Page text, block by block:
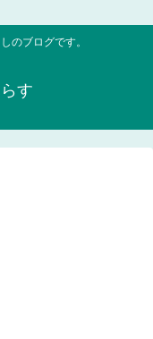
のブログです。
す